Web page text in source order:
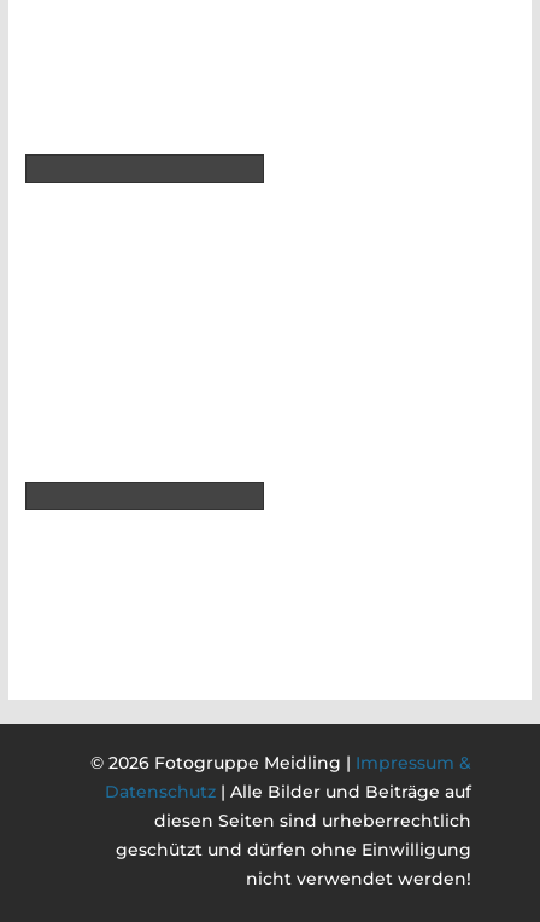
© 2026 Fotogruppe Meidling | Impressum &
Datenschutz| Alle Bilder und Beiträge auf
diesen Seiten sind urheberrechtlich
geschützt und dürfen ohne Einwilligung
nicht verwendet werden!